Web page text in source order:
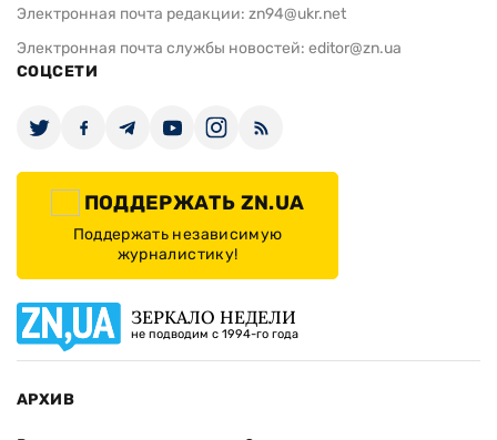
Электронная почта редакции: zn94@ukr.net
Электронная почта службы новостей: editor@zn.ua
СОЦСЕТИ
ПОДДЕРЖАТЬ ZN.UA
Поддержать независимую
журналистику!
ЗЕРКАЛО НЕДЕЛИ
не подводим с 1994-го года
АРХИВ